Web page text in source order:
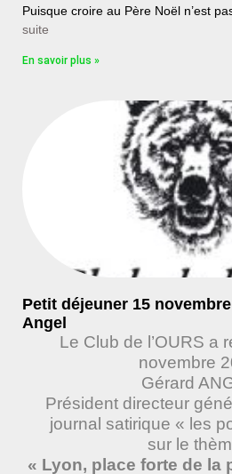
Puisque croire au Père Noël n’est
suite
En savoir plus »
Petit déjeuner 15
Angel
Le Club de l’OURS a
novembre
Gérard
Président directeur
journal satirique « les
sur le
« Lyon, place forte de la